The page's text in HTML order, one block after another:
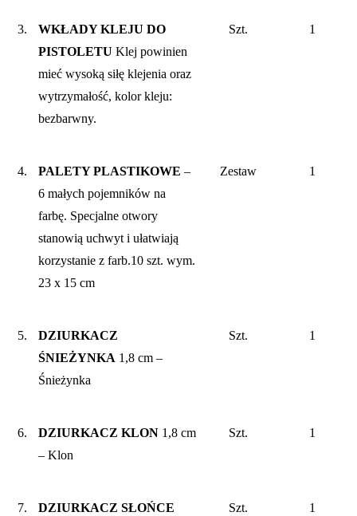
3.
WKŁADY KLEJU DO
PISTOLETU Klej powinien
mieć wysoką siłę klejenia oraz
wytrzymałość, kolor kleju:
bezbarwny.
Szt. 1
4. PALETY PLASTIKOWE –
6 małych pojemników na
farbę. Specjalne otwory
stanowią uchwyt i ułatwiają
korzystanie z farb.10 szt. wym.
23 x 15 cm
Zestaw 1
5.
DZIURKACZ
ŚNIEŻYNKA 1,8 cm –
Śnieżynka
Szt. 1
6. DZIURKACZ KLON 1,8 cm
– Klon
Szt. 1
7.
DZIURKACZ SŁOŃCE
Szt. 1